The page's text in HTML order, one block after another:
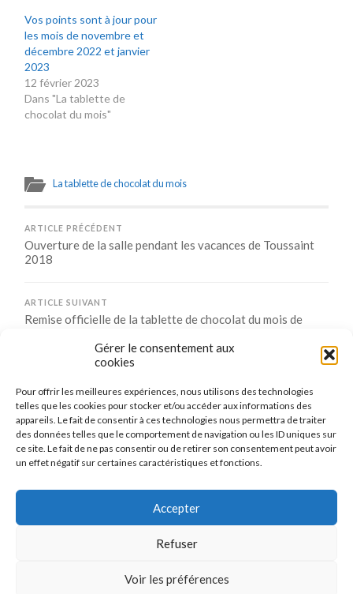
Gérer le consentement aux
cookies
Pour offrir les meilleures expériences, nous utilisons des technologies
telles que les cookies pour stocker et/ou accéder aux informations des
appareils. Le fait de consentir à ces technologies nous permettra de traiter
des données telles que le comportement de navigation ou les ID uniques sur
ce site. Le fait de ne pas consentir ou de retirer son consentement peut avoir
un effet négatif sur certaines caractéristiques et fonctions.
Accepter
Refuser
Voir les préférences
Vos points sont à jour pour
les mois de novembre et
décembre 2022 et janvier
2023
12 février 2023
Dans "La tablette de
chocolat du mois"
La tablette de chocolat du mois
ARTICLE PRÉCÉDENT
Ouverture de la salle pendant les vacances de Toussaint
2018
ARTICLE SUIVANT
Remise officielle de la tablette de chocolat du mois de
Comments are closed.
CONNEXION
LE TENNIS DE TABLE DE MAIZIÈRES-LÈS-METZ